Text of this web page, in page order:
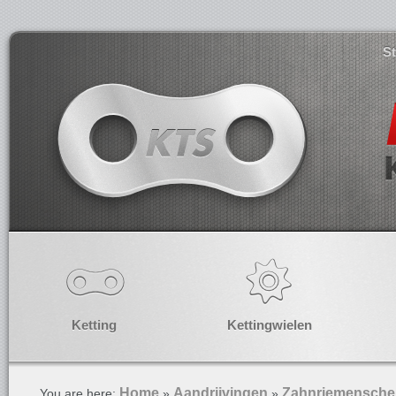
Ketting Kettingwielen
Home Aandrijvingen